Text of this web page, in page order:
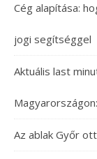
Cég alapítása:
jogi segítséggel
Aktuális last
Az ablak Győr